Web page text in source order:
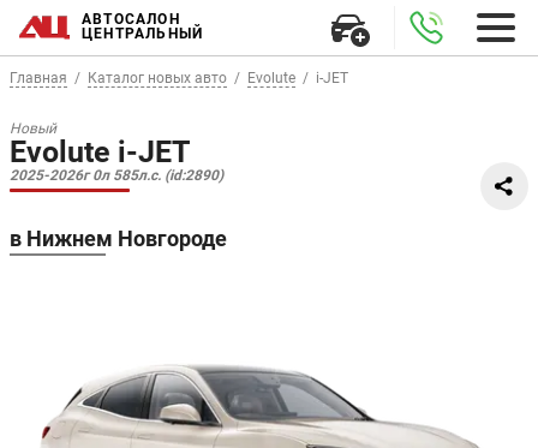
АВТОСАЛОН
ЦЕНТРАЛЬНЫЙ
Главная Каталог новых авто Evolute i-JET
Новый
Evolute i-JET
2025-2026г 0л 585л.с. (id:2890)
в Нижнем Новгороде